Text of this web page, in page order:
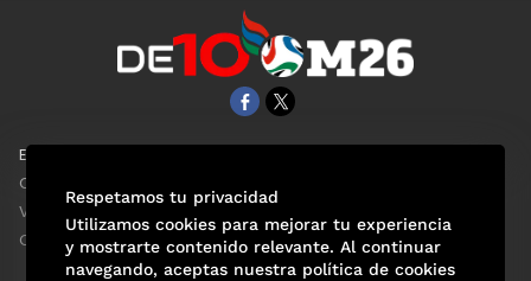
EL UNIVERSAL
Clase
ViveUSA
Confabulario
Respetamos tu privacidad
Utilizamos cookies para mejorar tu experiencia
y mostrarte contenido relevante. Al continuar
navegando, aceptas nuestra política de cookies